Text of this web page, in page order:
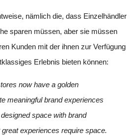
nämlich die, dass Einzelhändler
sparen müssen, aber sie müssen
Kunden mit der ihnen zur Verfügung
Erlebnis bieten können:
now have a golden
meaningful brand experiences
space with brand
experiences require space.